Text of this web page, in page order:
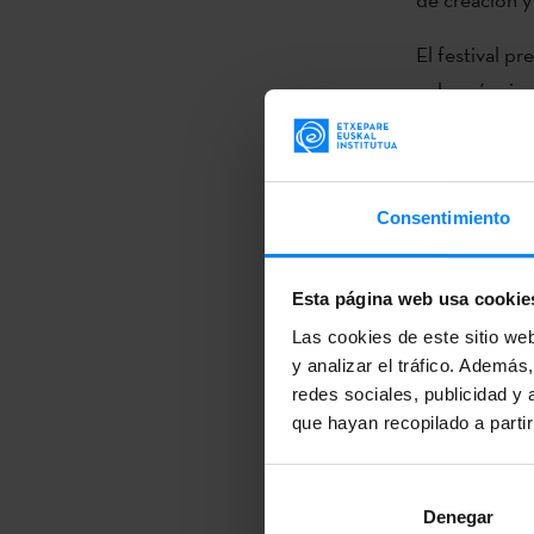
Consentimiento
Esta página web usa
Las cookies de este sitio
y analizar el tráfico.
redes sociales, publicidad y
que hayan recopilado a
Denegar
El festival
palmarés
Markeliñe.
su papel en
Zirkusha
Muy buenas
los que
vascas a
La Feria